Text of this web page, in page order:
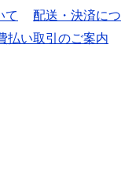
て 配送・決済に
払い取引のご案内